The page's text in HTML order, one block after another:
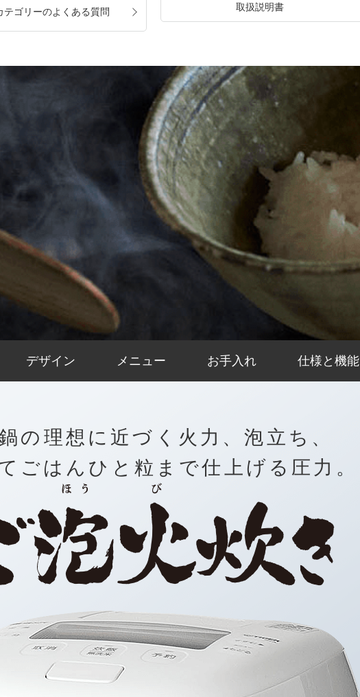
テゴリーのよくある質問 取扱説明書
デザイン メニュー お手入れ 仕様と機能
の理想に近づく火力、泡立ち、
ごはんひと粒まで仕上げる圧力。